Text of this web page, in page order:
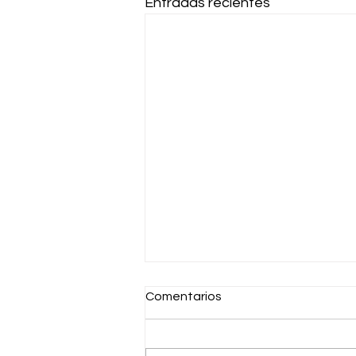
Asamblea extraordinaria de
AFA, a 19 de Junio de 2025
nuevos miembros de la Junta
Comentarios